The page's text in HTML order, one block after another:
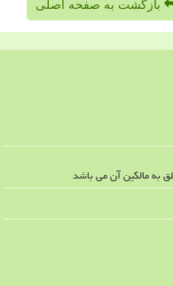
بازگشت به صفحه اصلی